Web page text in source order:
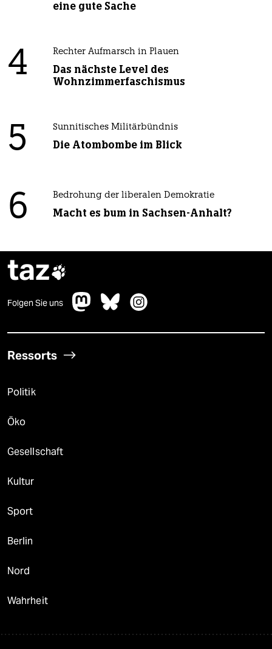
eine gute Sache
4 Rechter Aufmarsch in Plauen
Das nächste Level des
Wohnzimmerfaschismus
5 Sunnitisches Militärbündnis
Die Atombombe im Blick
6 Bedrohung der liberalen Demokratie
Macht es bum in Sachsen-Anhalt?
taz
Folgen Sie uns
Ressorts
Politik
Öko
Gesellschaft
Kultur
Sport
Berlin
Nord
Wahrheit